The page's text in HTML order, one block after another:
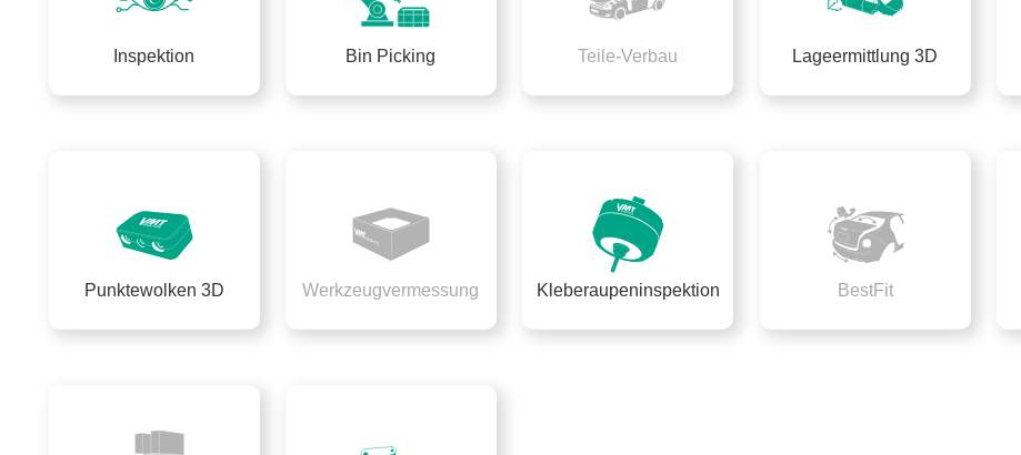
Inspektion Bin Picking Teile-Verbau Lageermittlung 3D
Punktewolken 3D Werkzeugvermessung Kleberaupeninspektion BestFit